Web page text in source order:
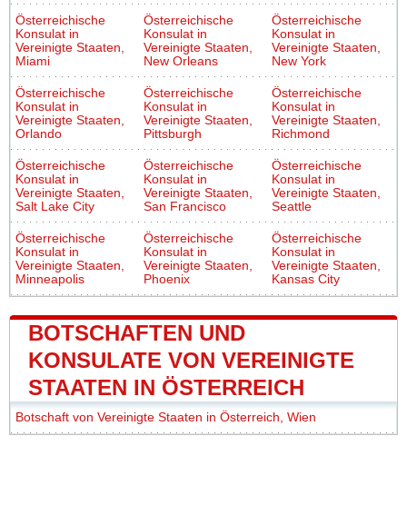
Österreichische
Konsulat in
Vereinigte Staaten,
Miami
Österreichische
Konsulat in
Vereinigte Staaten,
New Orleans
Österreichische
Konsulat in
Vereinigte Staaten,
New York
Österreichische
Konsulat in
Vereinigte Staaten,
Orlando
Österreichische
Konsulat in
Vereinigte Staaten,
Pittsburgh
Österreichische
Konsulat in
Vereinigte Staaten,
Richmond
Österreichische
Konsulat in
Vereinigte Staaten,
Salt Lake City
Österreichische
Konsulat in
Vereinigte Staaten,
San Francisco
Österreichische
Konsulat in
Vereinigte Staaten,
Seattle
Österreichische
Konsulat in
Vereinigte Staaten,
Minneapolis
Österreichische
Konsulat in
Vereinigte Staaten,
Phoenix
Österreichische
Konsulat in
Vereinigte Staaten,
Kansas City
BOTSCHAFTEN UND
KONSULATE VON VEREINIGTE
STAATEN IN ÖSTERREICH
Botschaft von Vereinigte Staaten in Österreich, Wien